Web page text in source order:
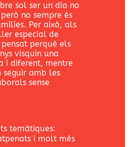
sol ser un dia no
no sempre és
Per això, als
especial de
perquè els
visquin una
i diferent, mentre
seguir amb les
sense
temàtiques:
i molt més